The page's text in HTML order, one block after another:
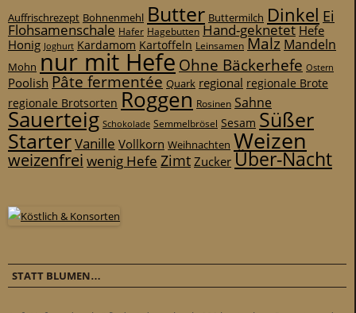
Auffrischrezept Bohnenmehl Butter Buttermilch Dinkel Ei
Flohsamenschale Hafer Hagebutten Hand-geknetet Hefe
Honig Joghurt Kardamom Kartoffeln Leinsamen Malz Mandeln
Mohn nur mit Hefe Ohne Bäckerhefe Ostern
Poolish Pâte fermentée Quark regional regionale Brote
regionale Brotsorten Roggen Rosinen Sahne
Sauerteig Schokolade Semmelbrösel Sesam Süßer
StarterVanille Vollkorn Weihnachten Weizen
weizenfrei wenig Hefe ZimtZuckerÜber-Nacht
STATT BLUMEN…